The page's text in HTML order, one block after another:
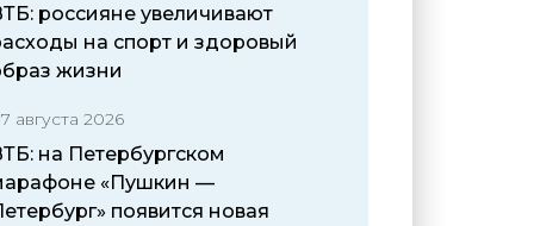
россияне увеличивают
на спорт и здоровый
жизни
августа 2026
на Петербургском
«Пушкин —
появится новая